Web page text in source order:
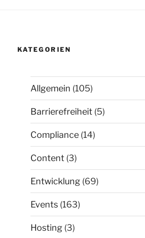
KATEGORIEN
Allgemein (105)
Barrierefreiheit (5)
Compliance (14)
Content (3)
Entwicklung (69)
Events (163)
Hosting (3)